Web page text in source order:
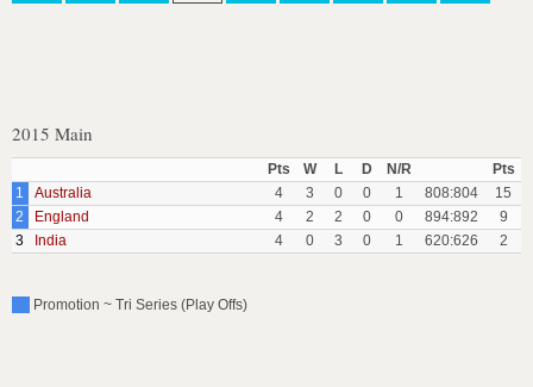
2015 Main
Pts W L D N/R
Pts
1
Australia 4 3 0 0 1 808:804
15
2
England 4 2 2 0 0 894:892
9
3
India 4 0 3 0 1 620:626 2
Promotion ~ Tri Series (Play Offs)